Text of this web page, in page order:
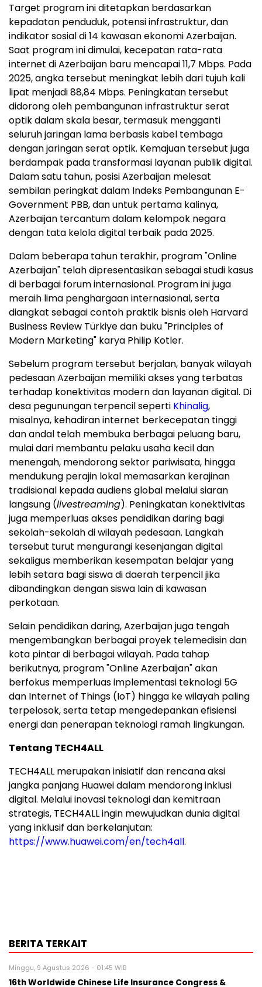
Target program ini ditetapkan berdasarkan
kepadatan penduduk, potensi infrastruktur, dan
indikator sosial di 14 kawasan ekonomi Azerbaijan.
Saat program ini dimulai, kecepatan rata-rata
internet di Azerbaijan baru mencapai 11,7 Mbps. Pada
2025, angka tersebut meningkat lebih dari tujuh kali
lipat menjadi 88,84 Mbps. Peningkatan tersebut
didorong oleh pembangunan infrastruktur serat
optik dalam skala besar, termasuk mengganti
seluruh jaringan lama berbasis kabel tembaga
dengan jaringan serat optik. Kemajuan tersebut juga
berdampak pada transformasi layanan publik digital.
Dalam satu tahun, posisi Azerbaijan melesat
sembilan peringkat dalam Indeks Pembangunan E-
Government PBB, dan untuk pertama kalinya,
Azerbaijan tercantum dalam kelompok negara
dengan tata kelola digital terbaik pada 2025.
Dalam beberapa tahun terakhir, program "Online
Azerbaijan" telah dipresentasikan sebagai studi kasus
di berbagai forum internasional. Program ini juga
meraih lima penghargaan internasional, serta
diangkat sebagai contoh praktik bisnis oleh Harvard
Business Review Türkiye dan buku "Principles of
Modern Marketing" karya Philip Kotler.
Sebelum program tersebut berjalan, banyak wilayah
pedesaan Azerbaijan memiliki akses yang terbatas
terhadap konektivitas modern dan layanan digital. Di
desa pegunungan terpencil seperti Khinalig,
misalnya, kehadiran internet berkecepatan tinggi
dan andal telah membuka berbagai peluang baru,
mulai dari membantu pelaku usaha kecil dan
menengah, mendorong sektor pariwisata, hingga
mendukung perajin lokal memasarkan kerajinan
tradisional kepada audiens global melalui siaran
langsung (livestreaming). Peningkatan konektivitas
juga memperluas akses pendidikan daring bagi
sekolah-sekolah di wilayah pedesaan. Langkah
tersebut turut mengurangi kesenjangan digital
sekaligus memberikan kesempatan belajar yang
lebih setara bagi siswa di daerah terpencil jika
dibandingkan dengan siswa lain di kawasan
perkotaan.
Selain pendidikan daring, Azerbaijan juga tengah
mengembangkan berbagai proyek telemedisin dan
kota pintar di berbagai wilayah. Pada tahap
berikutnya, program "Online Azerbaijan" akan
berfokus memperluas implementasi teknologi 5G
dan Internet of Things (IoT) hingga ke wilayah paling
terpelosok, serta tetap mengedepankan efisiensi
energi dan penerapan teknologi ramah lingkungan.
Tentang TECH4ALL
TECH4ALL merupakan inisiatif dan rencana aksi
jangka panjang Huawei dalam mendorong inklusi
digital. Melalui inovasi teknologi dan kemitraan
strategis, TECH4ALL ingin mewujudkan dunia digital
yang inklusif dan berkelanjutan:
https://www.huawei.com/en/tech4all.
BERITA TERKAIT
Minggu, 9 Agustus 2026 - 01:45 WIB
16th Worldwide Chinese Life Insurance Congress &